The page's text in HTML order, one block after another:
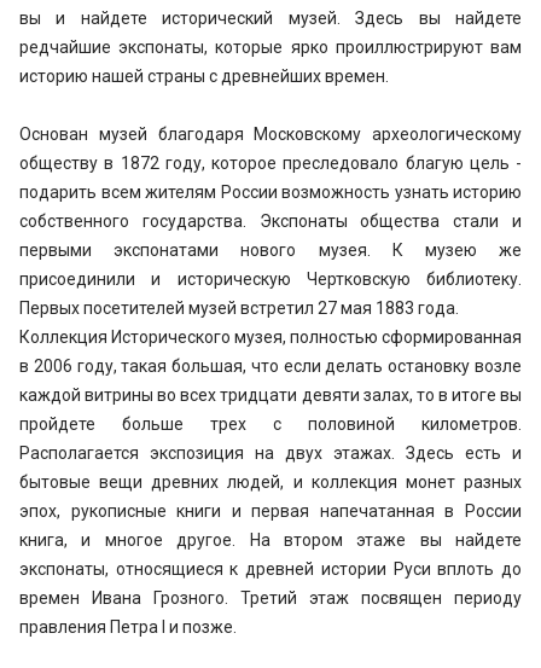
вы и найдете исторический музей. Здесь вы найдете
редчайшие экспонаты, которые ярко проиллюстрируют вам
историю нашей страны с древнейших времен.
Основан музей благодаря Московскому археологическому
обществу в 1872 году, которое преследовало благую цель -
подарить всем жителям России возможность узнать историю
собственного государства. Экспонаты общества стали и
первыми экспонатами нового музея. К музею же
присоединили и историческую Чертковскую библиотеку.
Первых посетителей музей встретил 27 мая 1883 года.
Коллекция Исторического музея, полностью сформированная
в 2006 году, такая большая, что если делать остановку возле
каждой витрины во всех тридцати девяти залах, то в итоге вы
пройдете больше трех с половиной километров.
Располагается экспозиция на двух этажах. Здесь есть и
бытовые вещи древних людей, и коллекция монет разных
эпох, рукописные книги и первая напечатанная в России
книга, и многое другое. На втором этаже вы найдете
экспонаты, относящиеся к древней истории Руси вплоть до
времен Ивана Грозного. Третий этаж посвящен периоду
правления Петра I и позже.